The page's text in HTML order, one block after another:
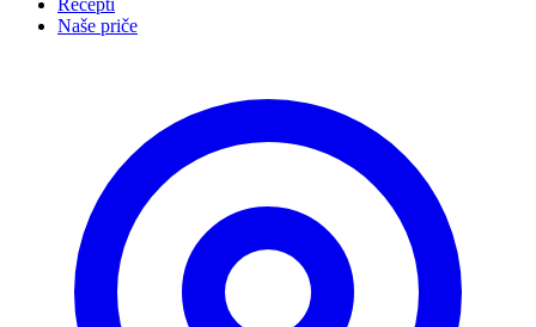
Recepti
Naše priče